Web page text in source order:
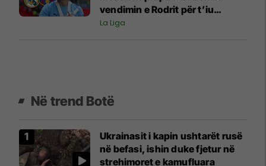
vendimin e Rodrit për t’iu
bashkuar Barcelonës
La Liga
Në trend Botë
Ukrainasit i kapin ushtarët rusë
në befasi, ishin duke fjetur në
strehimoret e kamufluara